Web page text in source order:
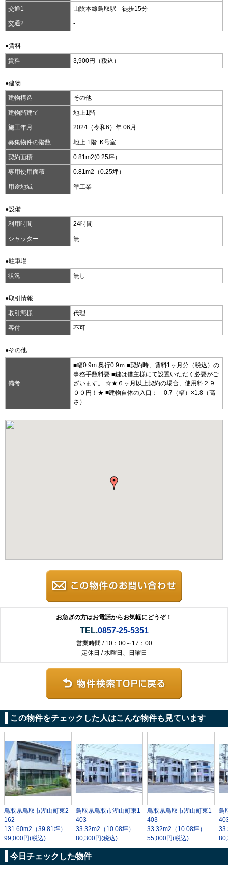
交通1 山陰本線鳥取駅 徒歩15分
交通2 -
●賃料
賃料 3,900円（税込）
●建物
建物構造 その他
建物階建て 地上1階
施工年月 2024（令和6）年 06月
募集物件の階数 地上 1階 K号室
契約面積 0.81m2(0.25坪）
専用使用面積 0.81m2 （0.25坪）
用途地域 準工業
●設備
利用時間 24時間
シャッター 無
●駐車場
状況 無し
●取引情報
取引態様 代理
客付 不可
●その他
備考
■幅0.9m 奥行0.9ｍ ■契約時、賃料1ヶ月分（税込）の
事務手数料要 ■鍵は借主様にて設置いただく必要がご
ざいます。 ☆★６ヶ月以上契約の場合、使用料２９
００円！★ ■建物自体の入口： 0.7（幅）×1.8（高
さ）
お急ぎの方はお電話からお気軽にどうぞ！
TEL.0857-25-5351
営業時間 / 10：00～17：00
定休日 / 水曜日、日曜日
この物件をチェックした人はこんな物件も見ています
鳥取県鳥取市湖山町東2-
162
131.60m2 （39.81坪）
99,000円(税込)
鳥取県鳥取市湖山町東1-
403
33.32m2 （10.08坪）
80,300円(税込)
鳥取県鳥取市湖山町東1-
403
33.32m2 （10.08坪）
55,000円(税込)
鳥
今日チェックした物件